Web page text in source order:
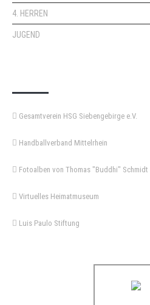
4. HERREN
JUGEND
Gesamtverein HSG Siebengebirge e.V.
Handballverband Mittelrhein
Fotoalben von Thomas "Buddhi" Schmidt
Virtuelles Heimatmuseum
Luis Paulo Stiftung